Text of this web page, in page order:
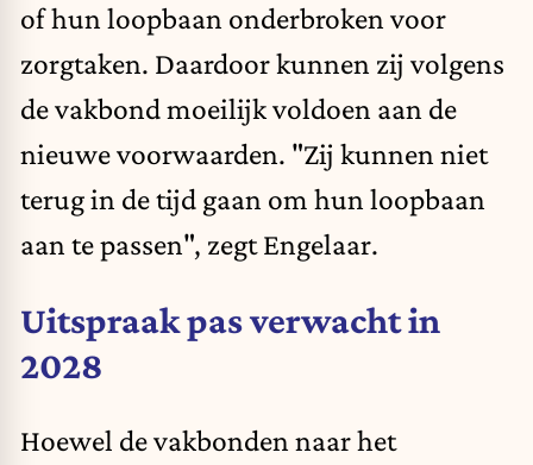
of hun loopbaan onderbroken voor
zorgtaken. Daardoor kunnen zij volgens
de vakbond moeilijk voldoen aan de
nieuwe voorwaarden. "Zij kunnen niet
terug in de tijd gaan om hun loopbaan
aan te passen", zegt Engelaar.
Uitspraak pas verwacht in
2028
Hoewel de vakbonden naar het